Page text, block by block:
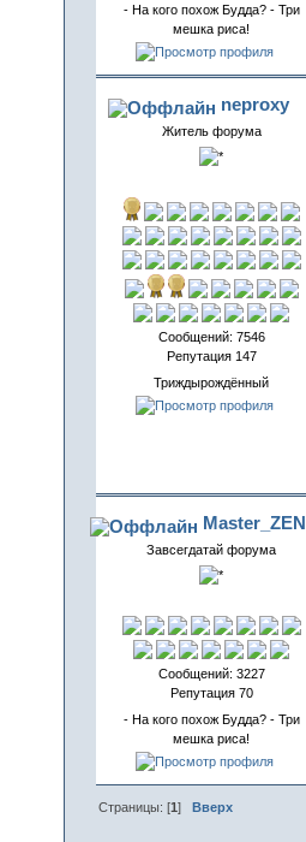
- На кого похож Будда? - Три
мешка риса!
neproxy
Житель форума
Сообщений: 7546
Репутация 147
Триждырождённый
Master_ZEN
Завсегдатай форума
Сообщений: 3227
Репутация 70
- На кого похож Будда? - Три
мешка риса!
Страницы: [1]Вверх